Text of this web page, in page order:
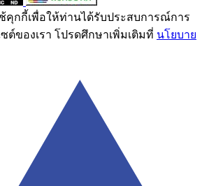
คุกกี้เพื่อให้ท่านได้รับประสบการณ์การ
ต์ของเรา โปรดศึกษาเพิ่มเติมที่ นโยบาย